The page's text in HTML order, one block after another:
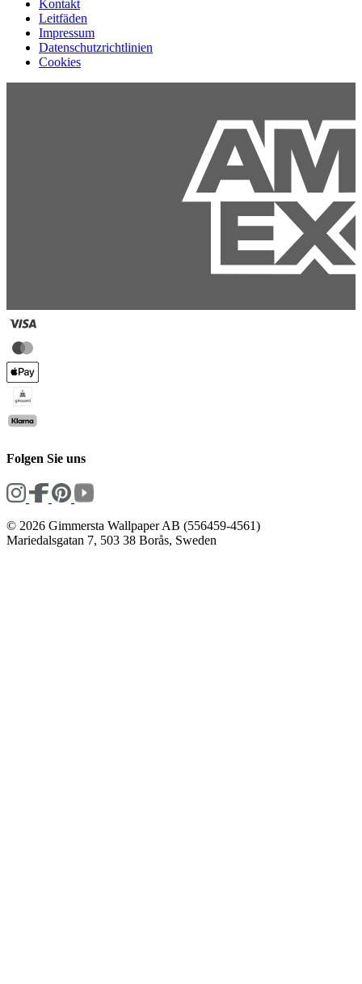
Kontakt
Leitfäden
Impressum
Datenschutzrichtlinien
Cookies
Folgen Sie uns
© 2026 Gimmersta Wallpaper AB (556459-4561)
Mariedalsgatan 7, 503 38 Borås, Sweden